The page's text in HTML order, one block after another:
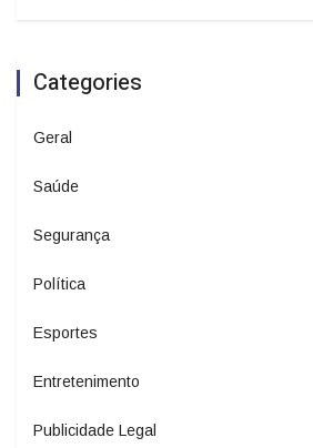
Categories
Geral
Saúde
Segurança
Política
Esportes
Entretenimento
Publicidade Legal